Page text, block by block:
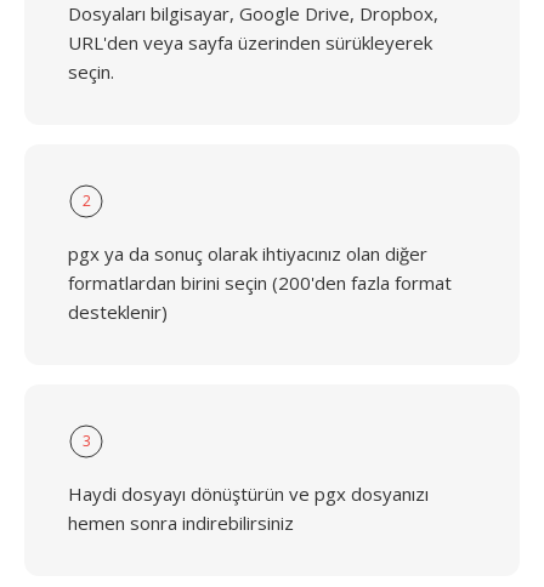
Dosyaları bilgisayar, Google Drive, Dropbox,
URL'den veya sayfa üzerinden sürükleyerek
seçin.
2
pgx ya da sonuç olarak ihtiyacınız olan diğer
formatlardan birini seçin (200'den fazla format
desteklenir)
3
Haydi dosyayı dönüştürün ve pgx dosyanızı
hemen sonra indirebilirsiniz